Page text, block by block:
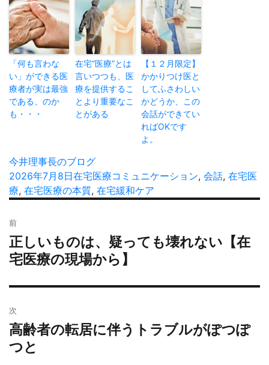
「何も言わな
い」ができる医
療者が実は最強
である、のか
も・・・
在宅”医療”とは
言いつつも、医
療を提供するこ
とより重要なこ
とがある
【１２月限定】
かかりつけ医と
してふさわしい
かどうか、この
会話ができてい
ればOKです
よ。
投
稿
者
今井理事長のブログ
投
稿
2026年7月8日カ
テ
在宅医療タ
グ
コミュニケーション, 会話, 在宅医
療, 在宅医療の本質, 在宅緩和ケア
稿
ナ
ビ
シ
ョ
ン
前
過
去
の
投
正しいものは、疑っても壊れない【在
宅医療の現場から】
次
次
の
高齢者の転居に伴うトラブルがぽつぽ
つと